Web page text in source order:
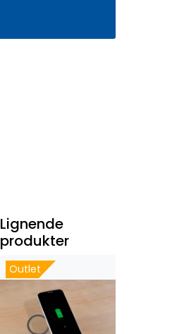
Lignende
produkter
Outlet